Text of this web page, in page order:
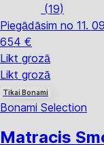
(19)
Piegādāsim no 11.
654 €
Likt grozā
Likt grozā
Tikai Bonami
Bonami Selection
Matracis